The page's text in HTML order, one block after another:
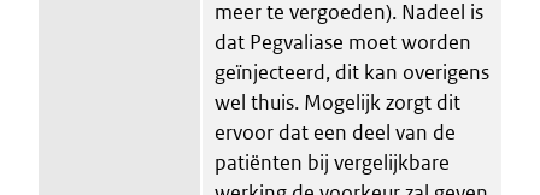
meer te vergoeden). Nadeel is
dat Pegvaliase moet worden
geïnjecteerd, dit kan overigens
wel thuis. Mogelijk zorgt dit
ervoor dat een deel van de
patiënten bij vergelijkbare